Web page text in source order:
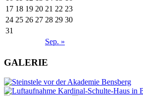
Sep. »
17 18 19 20 21 22 23
24 25 26 27 28 29 30
31
GALERIE